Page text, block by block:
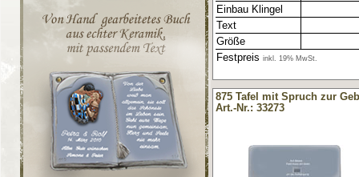
Einbau Klingel
Text
Größe
Festpreis inkl. 19% MwSt.
875 Tafel mit Spruch zur
Art.-Nr.: 33273